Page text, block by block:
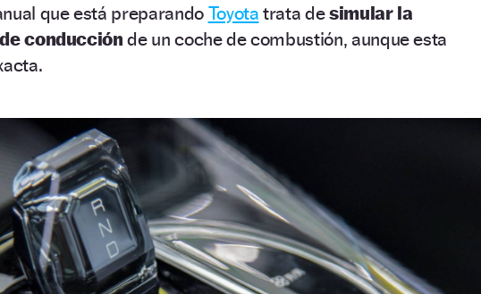
que está preparando Toyota trata desimular la
conducción de un coche de combustión, aunque esta